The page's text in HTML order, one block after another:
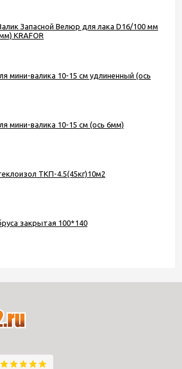
Запасной Велюр для лака D16/100 мм
KRAFOR
мини-валика 10-15 см удлиненный (ось
мини-валика 10-15 см (ось 6мм)
ТКП-4.5(45кг)10м2
закрытая 100*140